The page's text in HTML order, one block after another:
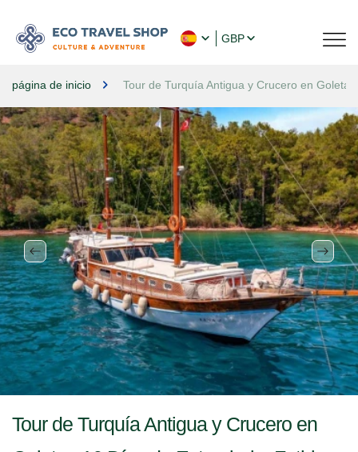
GBP
página de inicio Tour de Turquía Antigua y Crucero en Goleta
Tour de Turquía Antigua y Crucero en